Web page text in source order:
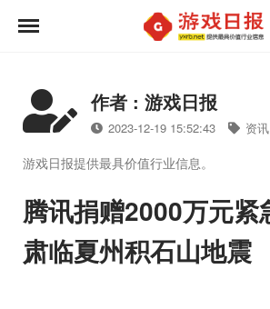
作者 : 游戏日报
2023-12-19 15:52:43 资讯
游戏日报提供最具价值行业信息。
腾讯捐赠2000万元紧
肃临夏州积石山地震